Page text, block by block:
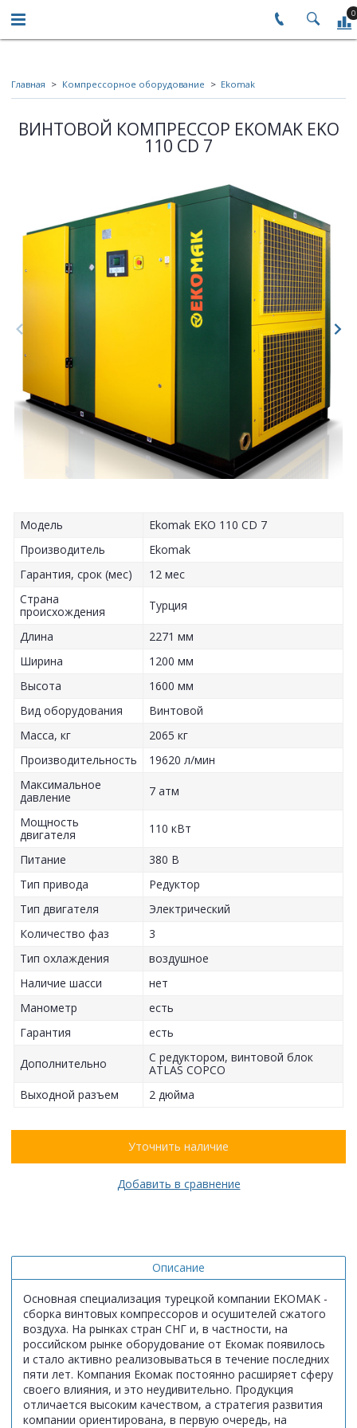
0
Главная Компрессорное оборудование Ekomak
ВИНТОВОЙ КОМПРЕССОР EKOMAK EKO
110 CD 7
Модель
Ekomak EKO 110 CD 7
Производитель
Ekomak
Гарантия, срок (мес)
12 мес
Страна
происхождения
Турция
Длина
2271 мм
Ширина
1200 мм
Высота
1600 мм
Вид оборудования
Винтовой
Масса, кг
2065 кг
Производительность
19620 л/мин
Максимальное
давление
7 атм
Мощность
двигателя
110 кВт
Питание
380 В
Тип привода
Редуктор
Тип двигателя
Электрический
Количество фаз
3
Тип охлаждения
воздушное
Наличие шасси
нет
Манометр
есть
Гарантия
есть
Дополнительно
С редуктором, винтовой блок
ATLAS COPCO
Выходной разъем
2 дюйма
Уточнить наличие
Добавить в сравнение
Описание
Основная специализация турецкой компании EKOMAK -
сборка винтовых компрессоров и осушителей сжатого
воздуха. На рынках стран СНГ и, в частности, на
российском рынке оборудование от Екомак появилось
и стало активно реализовываться в течение последних
пяти лет. Компания Екомак постоянно расширяет сферу
своего влияния, и это неудивительно. Продукция
отличается высоким качеством, а стратегия развития
компании ориентирована, в первую очередь, на